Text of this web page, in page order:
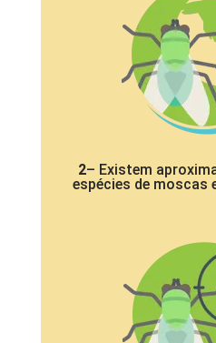
2– Existem
espécies de moscas